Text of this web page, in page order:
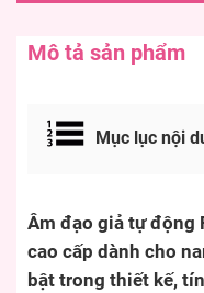
Mô tả sản phẩm
Mục lục nội
Âm đạo giả tự động
cao cấp dành cho
bật trong thiết kế,